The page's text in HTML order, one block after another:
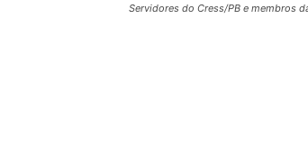
Servidores do Cress/PB e membros